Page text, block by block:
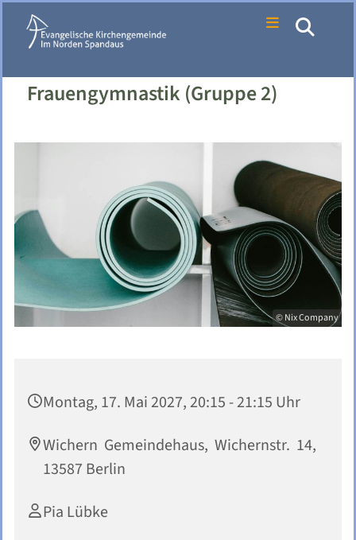
Frauengymnastik (Gruppe 2)
© Nix Company
Montag, 17. Mai 2027, 20:15 - 21:15 Uhr
Wichern Gemeindehaus, Wichernstr. 14,
13587 Berlin
Pia Lübke